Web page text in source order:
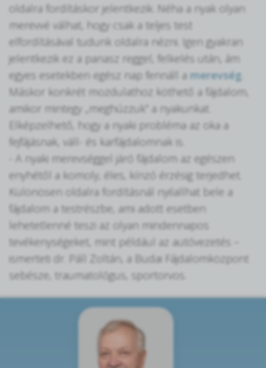
oldalra fordításkor jelentkezik. Néha a nyak olyan
merevvé válhat, hogy csak a teljes test
elfordításával tudunk oldalra nézni. Igen gyakran
jelentkezik ez a panasz reggel, felkelés után, ám
egyes esetekben egész nap fennáll a merevség
Máskor konkrét mozdulathoz köthető a fájdalom,
amikor mintegy „meghúzzuk” a nyakunkat.
Elképzelhető, hogy a nyaki probléma az oka a
fejfájásnak, váll- és karfájdalomnak is.
- A nyaki merevséggel járó fájdalom az egészen
enyhétől a komoly, éles, kínzó érzésig terjedhet.
Különösen oldalra fordításnál nyilallhat bele a
fájdalom a testrészbe, ami adott esetben
lehetetlenné teszi az olyan mindennapos
tevékenységeket, mint például az autóvezetés –
ismerteti dr. Páll Zoltán, a Budai Fájdalomközpont
sebésze, traumatológus, sportorvos.